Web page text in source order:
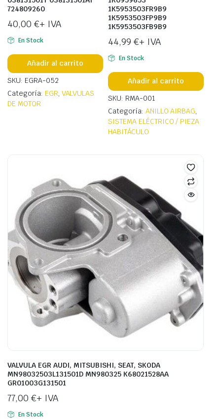
724809260
40,00 €+ IVA
En Stock
Añadir al carrito
SKU: EGRA-052
Categoría: EGR, VALVULAS
DE MOTOR
1K5953503FR9B9
1K5953503FP9B9
1K5953503FB9B9
44,99 €+ IVA
En Stock
Añadir al carrito
SKU: RMA-001
Categoría: ANILLO AIRBAG,
SISTEMA ELÉCTRICO / PIEZA
HABITÁCULO
VALVULA EGR AUDI, MITSUBISHI, SEAT, SKODA
MN98032503L131501D MN980325 K68021528AA
GR01003G131501
77,00 €+ IVA
En Stock